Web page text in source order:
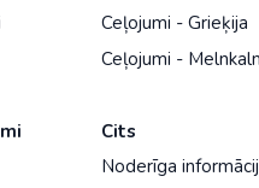
Ceļojumi - Grieķija
Ceļojumi -
Cits
Noderīga